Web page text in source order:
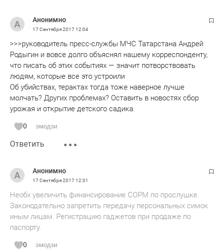
Анонимно
17 Сентября 201712:04
>>>руководитель пресс-службы МЧС Татарстана Андрей
Родыгин и вовсе долго объяснял нашему корреспонденту,
что писать об этих событиях — значит потворствовать
людям, которые все это устроили
Об убийствах, терактах тогда тоже наверное лучше
молчать? Других проблемах? Оставить в новостях сбор
урожая и открытие детского садика.
0 эмодзи
Ответить
Анонимно
17 Сентября 201712:31
Необх увеличить финансирование СОРМ по прослушке.
Законодательно запретить передачу персональных симок
иным лицам. Регистрацию гаджетов при продаже по
паспорту.
0 эмодзи